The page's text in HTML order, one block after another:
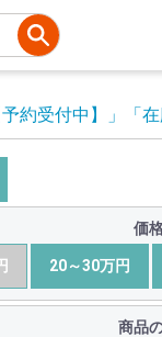
予約受付中】」 「
価
20～30万円
商品